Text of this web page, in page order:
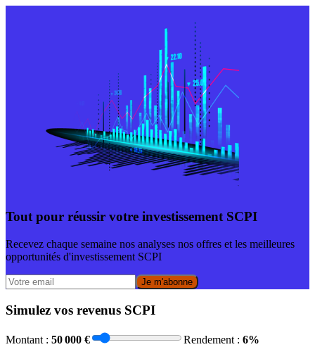
Tout pour réussir votre investissement SCPI
Recevez chaque semaine nos analyses nos offres et les meilleures
opportunités d'investissement SCPI
Je m'abonne
Simulez vos revenus SCPI
Montant : 50 000 € Rendement : 6%